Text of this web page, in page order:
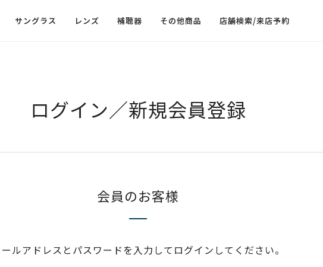
サングラス レンズ 補聴器 その他商品 店舗検索/来店予約
ログイン／新規会員登録
会員のお客様
ルアドレスとパスワードを入力してログインしてください。